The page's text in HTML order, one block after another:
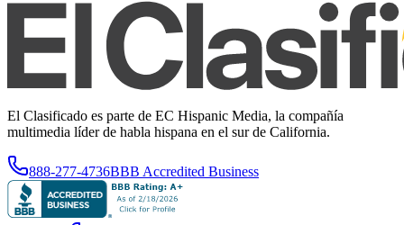
El Clasificado es parte de EC Hispanic Media, la compañía
multimedia líder de habla hispana en el sur de California.
888-277-4736BBB Accredited Business